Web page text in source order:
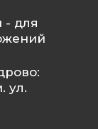
- для
ул.